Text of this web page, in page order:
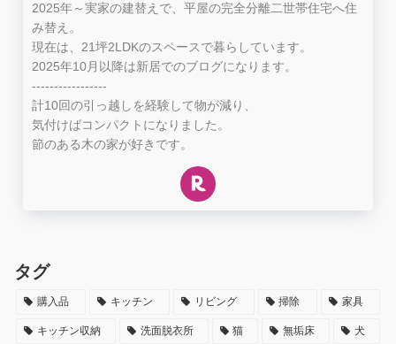
2025年～実家の建替えで、平屋の完全分離二世帯住宅へ住
み替え。
現在は、21坪2LDKのスペースで暮らしています。
2025年10月以降は新居でのブログになります。
-----------------
計10回の引っ越しを経験して物が減り、
気付けばコンパクトになりました。
節のある木の家が好きです。
タグ
購入品 キッチン リビング 掃除 家具
キッチン収納 洗面脱衣所 猫 無垢床 犬